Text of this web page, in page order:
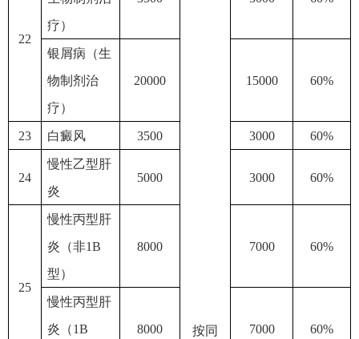
按同
22
疗）
银屑病（生
物制剂治
疗）
20000 15000 60%
23 白癜风 3500 3000 60%
24
慢性乙型肝
炎
5000 3000 60%
25
慢性丙型肝
炎（非1B
型）
8000 7000 60%
慢性丙型肝
炎（1B 8000 7000 60%